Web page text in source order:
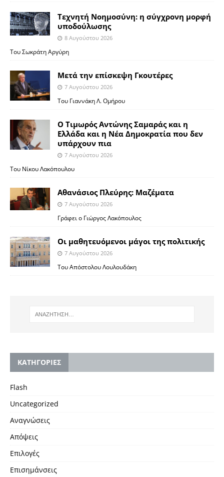
Τεχνητή Νοημοσύνη: η σύγχρονη μορφή
υποδούλωσης
8 Αυγούστου 2026
Του Σωκράτη Αργύρη
Μετά την επίσκεψη Γκουτέρες
7 Αυγούστου 2026
Του Γιαννάκη Λ. Ομήρου
Ο Τιμωρός Αντώνης Σαμαράς και η
Ελλάδα και η Νέα Δημοκρατία που δεν
υπάρχουν πια
7 Αυγούστου 2026
Του Νίκου Λακόπουλου
Αθανάσιος Πλεύρης: Μαζέματα
7 Αυγούστου 2026
Γράφει ο Γιώργος Λακόπουλος
Οι μαθητευόμενοι μάγοι της πολιτικής
7 Αυγούστου 2026
Του Απόστολου Λουλουδάκη
KΑΤΗΓΟΡΙΕΣ
Flash
Uncategorized
Αναγνώσεις
Απόψεις
Επιλογές
Επισημάνσεις